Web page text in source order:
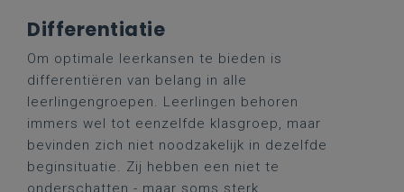
Differentiatie
Om optimale leerkansen te bieden is
differentiëren van belang in alle
leerlingengroepen. Leerlingen behoren
immers wel tot eenzelfde klasgroep, maar
bevinden zich niet noodzakelijk in dezelfde
beginsituatie. Zij hebben een niet te
onderschatten - maar soms sterk